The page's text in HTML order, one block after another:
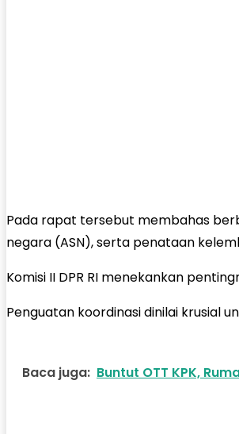
Pada rapat tersebut membahas
negara (ASN), serta penataan
Komisi II DPR RI menekankan
Penguatan koordinasi dinilai krusial
Baca juga: Buntut OTT KPK,